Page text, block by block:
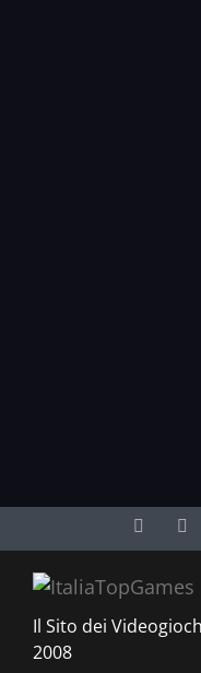
al
contenuto
Facebook
Il Sito dei
2008